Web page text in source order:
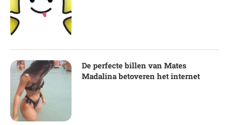
De perfecte billen van Mates
Madalina betoveren het internet